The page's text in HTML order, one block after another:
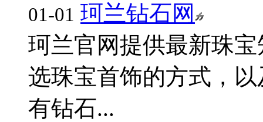
01-01 珂兰钻石网
珂兰官网提供最新珠
选珠宝首饰的方式，
有钻石...